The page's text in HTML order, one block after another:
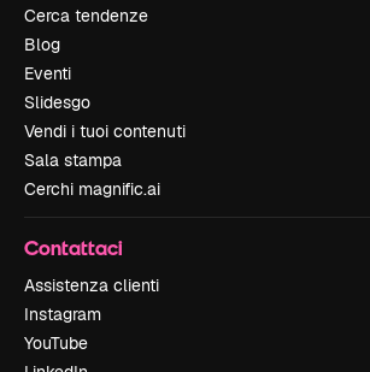
Cerca tendenze
Blog
Eventi
Slidesgo
Vendi i tuoi contenuti
Sala stampa
Cerchi magnific.ai
Contattaci
Assistenza clienti
Instagram
YouTube